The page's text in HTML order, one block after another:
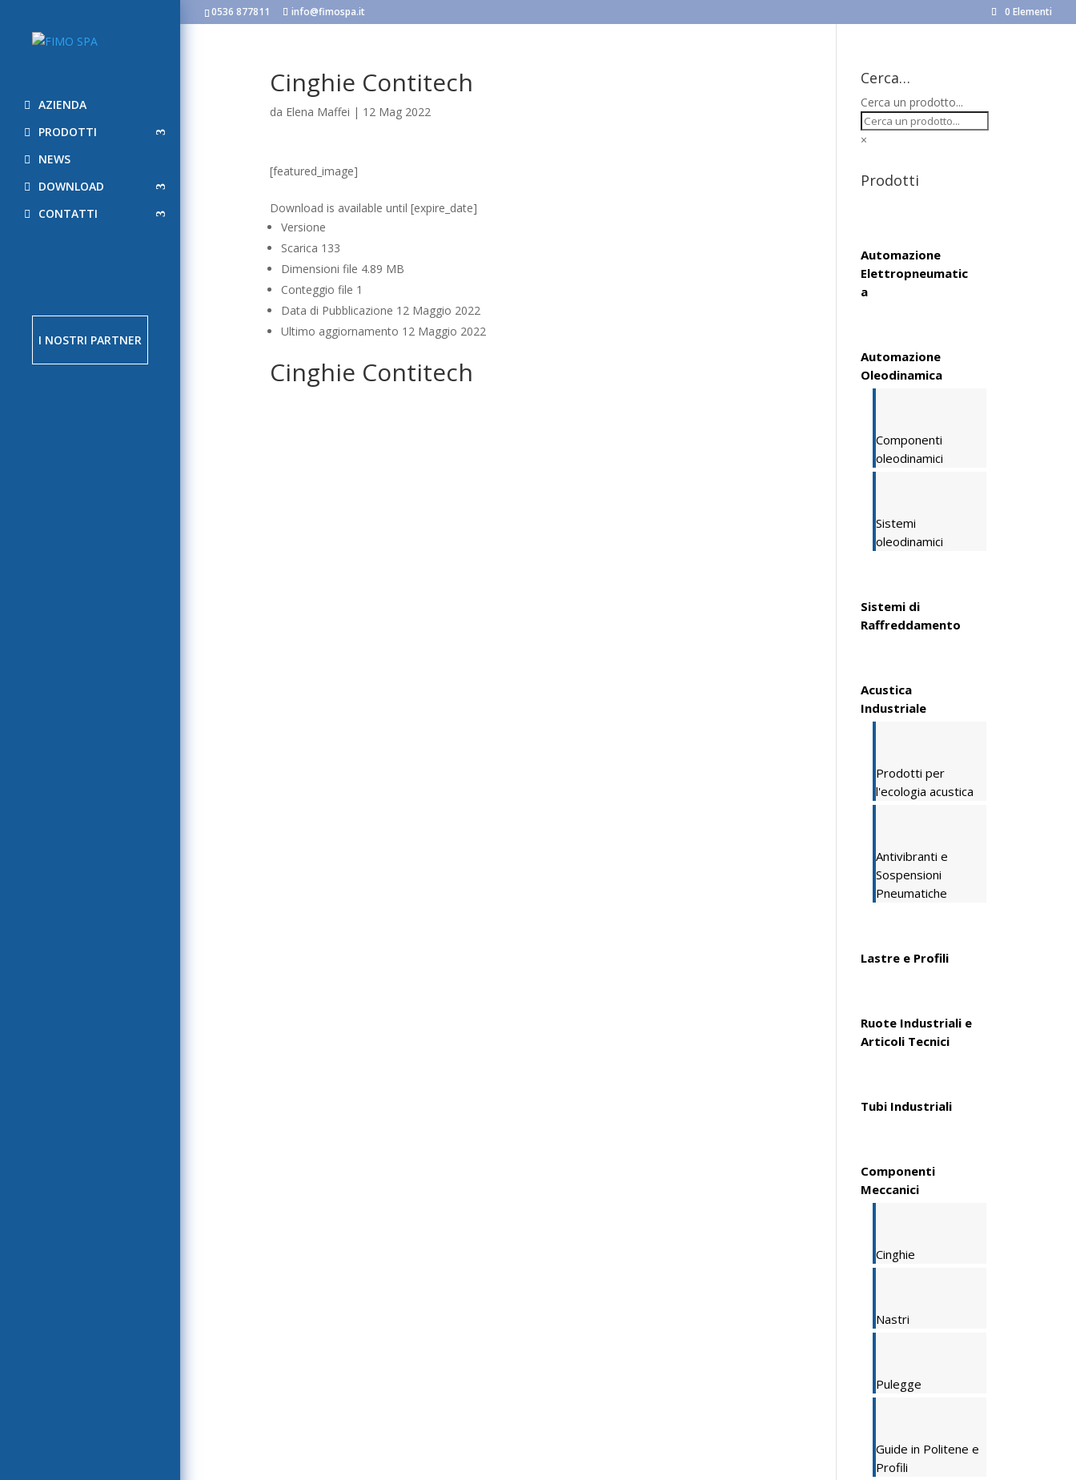
0536 877811 info@fimospa.it 0 Elementi
AZIENDA
PRODOTTI
NEWS
DOWNLOAD
CONTATTI
I NOSTRI PARTNER
Cinghie Contitech
da Elena Maffei | 12 Mag 2022
[featured_image]
Download is available until [expire_date]
Versione
Scarica 133
Dimensioni file 4.89 MB
Conteggio file 1
Data di Pubblicazione 12 Maggio 2022
Ultimo aggiornamento 12 Maggio 2022
Cinghie Contitech
Cerca…
Cerca un prodotto...
×
Prodotti
Automazione
Elettropneumatic
a
Automazione
Oleodinamica
Componenti
oleodinamici
Sistemi
oleodinamici
Sistemi di
Raffreddamento
Acustica
Industriale
Prodotti per
l'ecologia acustica
Antivibranti e
Sospensioni
Pneumatiche
Lastre e Profili
Ruote Industriali e
Articoli Tecnici
Tubi Industriali
Componenti
Meccanici
Cinghie
Nastri
Pulegge
Guide in Politene e
Profili